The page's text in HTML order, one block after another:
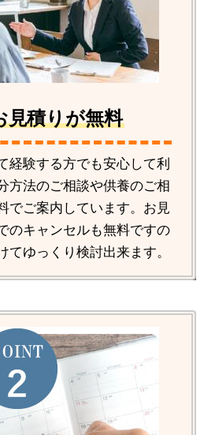
見積りが無料
経験する方でも安心して利
方法のご相談や供養のご相
でご案内しています。お見
のキャンセルも無料ですの
てゆっくり検討出来ます。